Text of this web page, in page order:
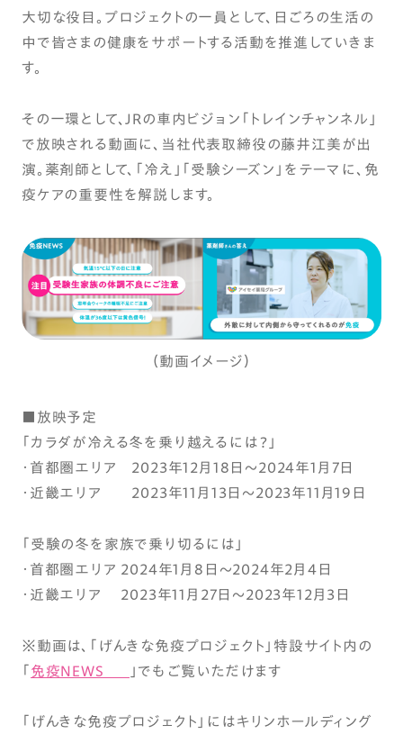
大切な役目。プロジェクトの一員として、日ごろの生活の
中で皆さまの健康をサポートする活動を推進していきま
す。
その一環として、JRの車内ビジョン「トレインチャンネル」
で放映される動画に、当社代表取締役の藤井江美が出
演。薬剤師として、「冷え」「受験シーズン」をテーマに、免
疫ケアの重要性を解説します。
（動画イメージ）
■放映予定
「カラダが冷える冬を乗り越えるには？」
・首都圏エリア 2023年12月18日～2024年1月7日
・近畿エリア 2023年11月13日～2023年11月19日
「受験の冬を家族で乗り切るには」
・首都圏エリア 2024年1月8日～2024年2月4日
・近畿エリア 2023年11月27日～2023年12月3日
※動画は、「げんきな免疫プロジェクト」特設サイト内の
「免疫NEWS 」でもご覧いただけます
「げんきな免疫プロジェクト」にはキリンホールディング